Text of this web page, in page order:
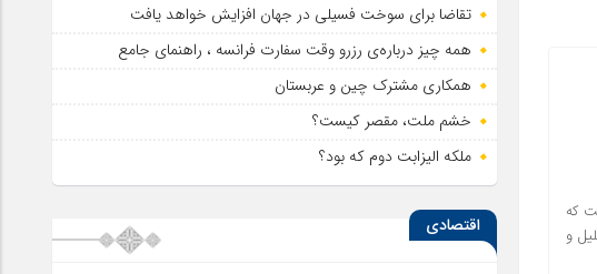
که
و
تقاضا برای سوخت فسیلی در جهان افزایش خواهد یافت
همه چیز درباره‌ی رزرو وقت سفارت فرانسه ، راهنمای جامع
همکاری مشترک چین و عربستان
خشم ملت، مقصر کیست؟
ملکه الیزابت دوم که بود؟
اقتصادی